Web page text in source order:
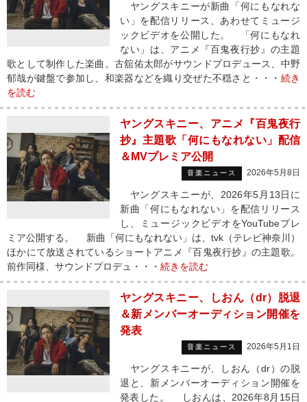
ヤングスキニーが新曲「何にもなれな
い」を配信リリース、あわせてミュージ
ックビデオを公開した。 「何にもなれ
ない」は、アニメ『百鬼夜行抄』の主題
歌として制作した楽曲。古舘佑太郎がサウンドプロデュース、中野
郁哉が鍵盤で参加し、和楽器などを織り交ぜた不穏さと・・・ 続き
を読む
ヤングスキニー、アニメ『百鬼夜行
抄』主題歌「何にもなれない」配信
＆MVプレミア公開
音楽ニュース 2026年5月8日
ヤングスキニーが、2026年5月13日に
新曲「何にもなれない」を配信リリース
し、ミュージックビデオをYouTubeプレ
ミア公開する。 新曲「何にもなれない」は、tvk（テレビ神奈川）
ほかにて放送されているショートアニメ『百鬼夜行抄』の主題歌。
前作同様、サウンドプロデュ・・・ 続きを読む
ヤングスキニー、しおん（dr）脱退
＆新メンバーオーディション開催を
発表
音楽ニュース 2026年5月1日
ヤングスキニーが、しおん（dr）の脱
退と、新メンバーオーディション開催を
発表した。 しおんは、2026年8月15日